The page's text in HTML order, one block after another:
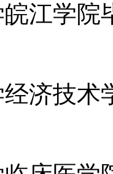
江学院
济技术